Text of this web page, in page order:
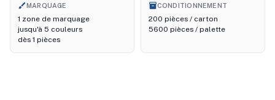
brushMARQUAGE
1 zone de marquage
jusqu'à 5 couleurs
dès 1 pièces
inventory_2
CONDITIONNEMENT
200 pièces / carton
5600 pièces / palette